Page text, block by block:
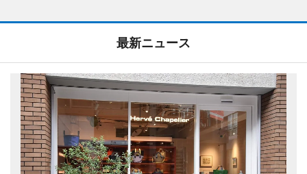
最新ニュース